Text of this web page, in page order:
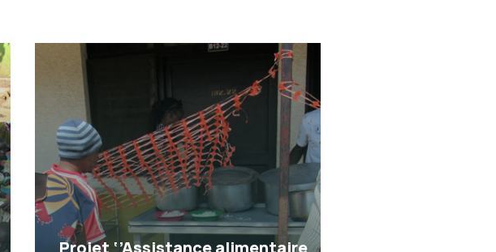
Projet ‘’Assistance alimentaire